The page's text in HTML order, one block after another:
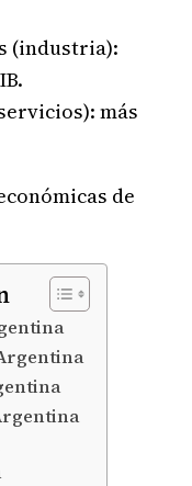
(industria):
más
de